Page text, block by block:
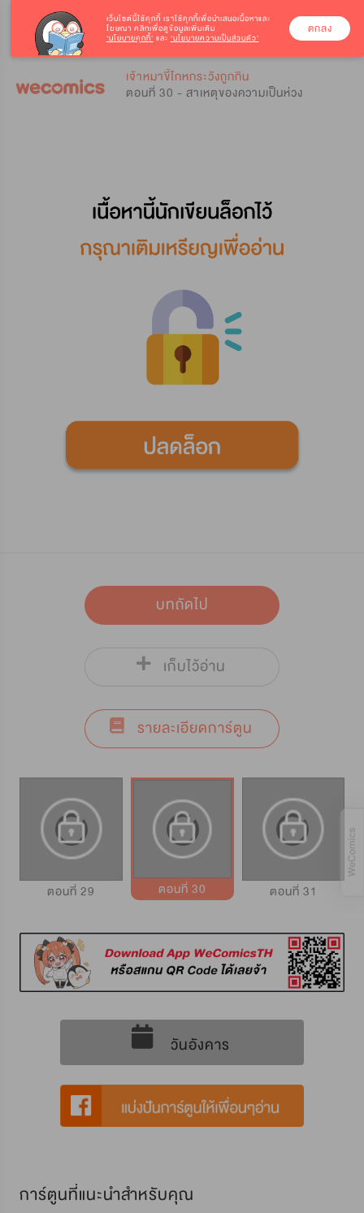
เจ้าหมาขี้โกหกระวังถูกกิน
ตอนที่ 30 - สาเหตุของความเป็นห่วง
บทถัดไป
เก็บไว้อ่าน
รายละเอียดการ์ตูน
ตอนที่ 29 ตอนที่ 30 ตอนที่ 31
วันอังคาร
การ์ตูนที่แนะนำสำหรับคุณ
เว็บไซต์นี้ใช้คุกกี้ เราใช้คุกกี้เพื่อนำเสนอเนื้อหาและ
โฆษณา คลิกเพื่อดูข้อมูลเพิ่มเติม
‘นโยบายคุกกี้’ และ ‘นโยบายความเป็นส่วนตัว’
ตกลง